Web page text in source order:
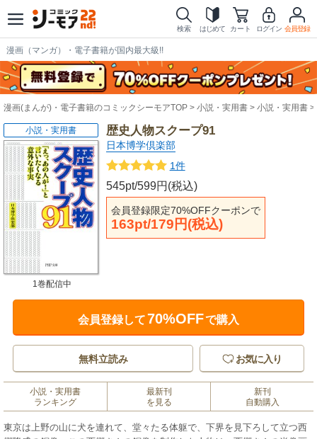
検索 はじめて カート ログイン 会員登録
漫画（マンガ）・電子書籍が国内最大級!!
漫画(まんが)・電子書籍のコミックシーモアTOP 小説・実用書 小説・実用書
歴史人物スクープ91
日本博学倶楽部
1件
545pt/599円(税込)
会員登録限定70%OFFクーポンで
163pt/179円(税込)
小説・実用書
1巻配信中
会員登録して70%OFFで購入
無料立読み お気に入り
小説・実用書
ランキング
最新刊
を見る
新刊
自動購入
東京は上野の山に犬を連れて、堂々たる体躯で、下界を見下ろして立つ西